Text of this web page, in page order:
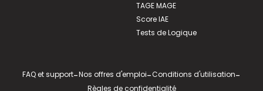
TAGE MAGE
Score IAE
Tests de Logique
FAQ et support-Nos offres d'emploi-Conditions d'utilisation-
Règles de confidentialité